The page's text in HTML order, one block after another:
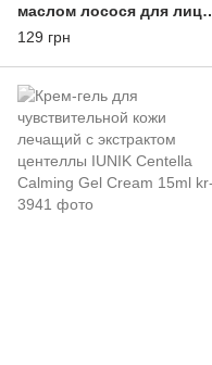
маслом лосося для лица
Eyenlip SALMON OIL
129 грн